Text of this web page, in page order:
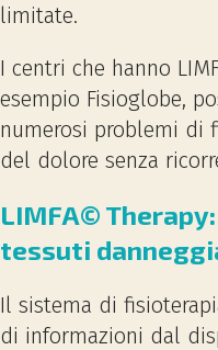
limitate.
I centri che hanno
esempio Fisioglobe,
numerosi problemi di
del dolore senza
LIMFA©
tessuti
Il sistema di
di informazioni dal